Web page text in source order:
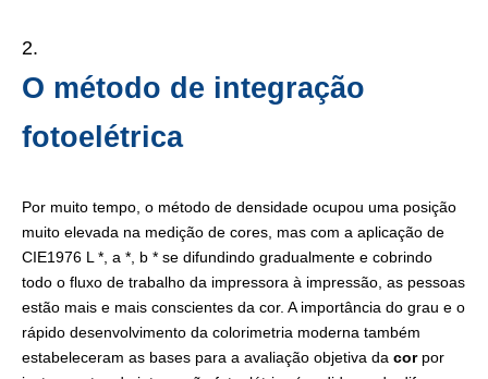
O método de integração
fotoelétrica
Por muito tempo, o método de densidade ocupou uma posição
muito elevada na medição de cores, mas com a aplicação de
CIE1976 L *, a *, b * se difundindo gradualmente e cobrindo
todo o fluxo de trabalho da impressora à impressão, as pessoas
estão mais e mais conscientes da cor. A importância do grau e o
rápido desenvolvimento da colorimetria moderna também
estabeleceram as bases para a avaliação objetiva da cor por